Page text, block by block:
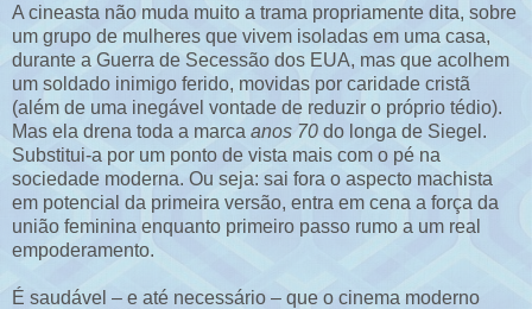
A cineasta não muda muito a trama propriamente dita, sobre
um grupo de mulheres que vivem isoladas em uma casa,
durante a Guerra de Secessão dos EUA, mas que acolhem
um soldado inimigo ferido, movidas por caridade cristã
(além de uma inegável vontade de reduzir o próprio tédio).
Mas ela drena toda a marca anos 70 do longa de Siegel.
Substitui-a por um ponto de vista mais com o pé na
sociedade moderna. Ou seja: sai fora o aspecto machista
em potencial da primeira versão, entra em cena a força da
união feminina enquanto primeiro passo rumo a um real
empoderamento.
É saudável – e até necessário – que o cinema moderno